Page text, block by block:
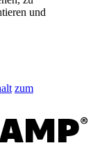
und
zum